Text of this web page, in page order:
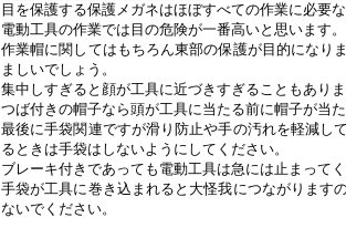
目を保護する保護メガネはほぼすべての作業に必要な
電動工具の作業では目の危険が一番高いと思います。
作業帽に関してはもちろん東部の保護が目的になり
ましいでしょう。
集中しすぎると顔が工具に近づきすぎることもありま
つば付きの帽子なら頭が工具に当たる前に帽子が当
最後に手袋関連ですが滑り防止や手の汚れを軽減し
るときは手袋はしないようにしてください。
ブレーキ付きであっても電動工具は急には止まってく
手袋が工具に巻き込まれると大怪我につながります
ないでください。